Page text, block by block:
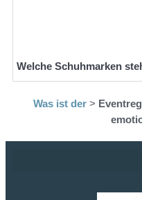
Welche Schuhmarken
Was ist der>